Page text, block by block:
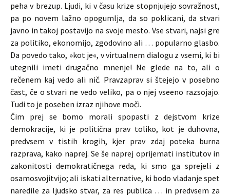
peha v brezup. Ljudi, ki v času krize stopnjujejo sovražnost,
pa po novem lažno opogumlja, da so poklicani, da stvari
javno in takoj postavijo na svoje mesto. Vse stvari, najsi gre
za politiko, ekonomijo, zgodovino ali … popularno glasbo.
Da povedo tako, »kot je«, v virtualnem dialogu z vsemi, ki bi
utegnili imeti drugačno mnenje! Ne glede na to, ali o
rečenem kaj vedo ali nič. Pravzaprav si štejejo v posebno
čast, če o stvari ne vedo veliko, pa o njej vseeno razsojajo.
Tudi to je poseben izraz njihove moči.
Čim prej se bomo morali spopasti z dejstvom krize
demokracije, ki je politična prav toliko, kot je duhovna,
predvsem v tistih krogih, kjer prav zdaj poteka burna
razprava, kako naprej. Se še naprej oprijemati institutov in
zakonitosti demokratičnega reda, ki smo ga sprejeli z
osamosvojitvijo; ali iskati alternative, ki bodo vladanje spet
naredile za ljudsko stvar, za res publica … in predvsem za